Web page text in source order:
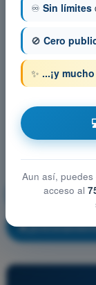
♾️ Sin límites
🚫 Cero
✨ ...¡y
Aun así,
acceso al